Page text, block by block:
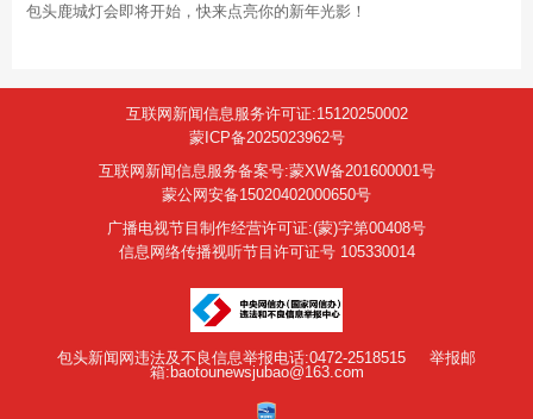
包头鹿城灯会即将开始，快来点亮你的新年光影！
互联网新闻信息服务许可证:15120250002
蒙ICP备2025023962号
互联网新闻信息服务备案号:蒙XW备201600001号
蒙公网安备15020402000650号
广播电视节目制作经营许可证:(蒙)字第00408号
信息网络传播视听节目许可证号 105330014
包头新闻网违法及不良信息举报电话:0472-2518515
举报邮
箱:baotounewsjubao@163.com